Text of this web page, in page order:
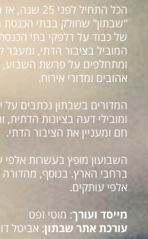
הכל התחיל
"שבתון" שחולק בבתי הכנסת
של כבוד על דלפקי בתי
המוביל בציבור הדתי, ומעבר
ומתחלפים על פרשת השבוע,
אהובים ומדורי אירוח.
המדורים בשבתון נכתבים על
ומובילי דעה בציונות
חם ומעניין את הציבור הדתי.
ברחבי הארץ. בנוסף,
אלפי עותקים.
מייסד ועורך: מוטי זפט
עורכת אתר שבתון: אביטל